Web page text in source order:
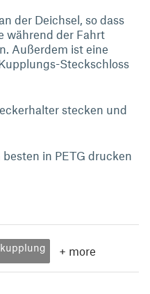
der Deichsel, so dass
während der Fahrt
Außerdem ist eine
Steckschloss
stecken und
in PETG drucken
kupplung + more